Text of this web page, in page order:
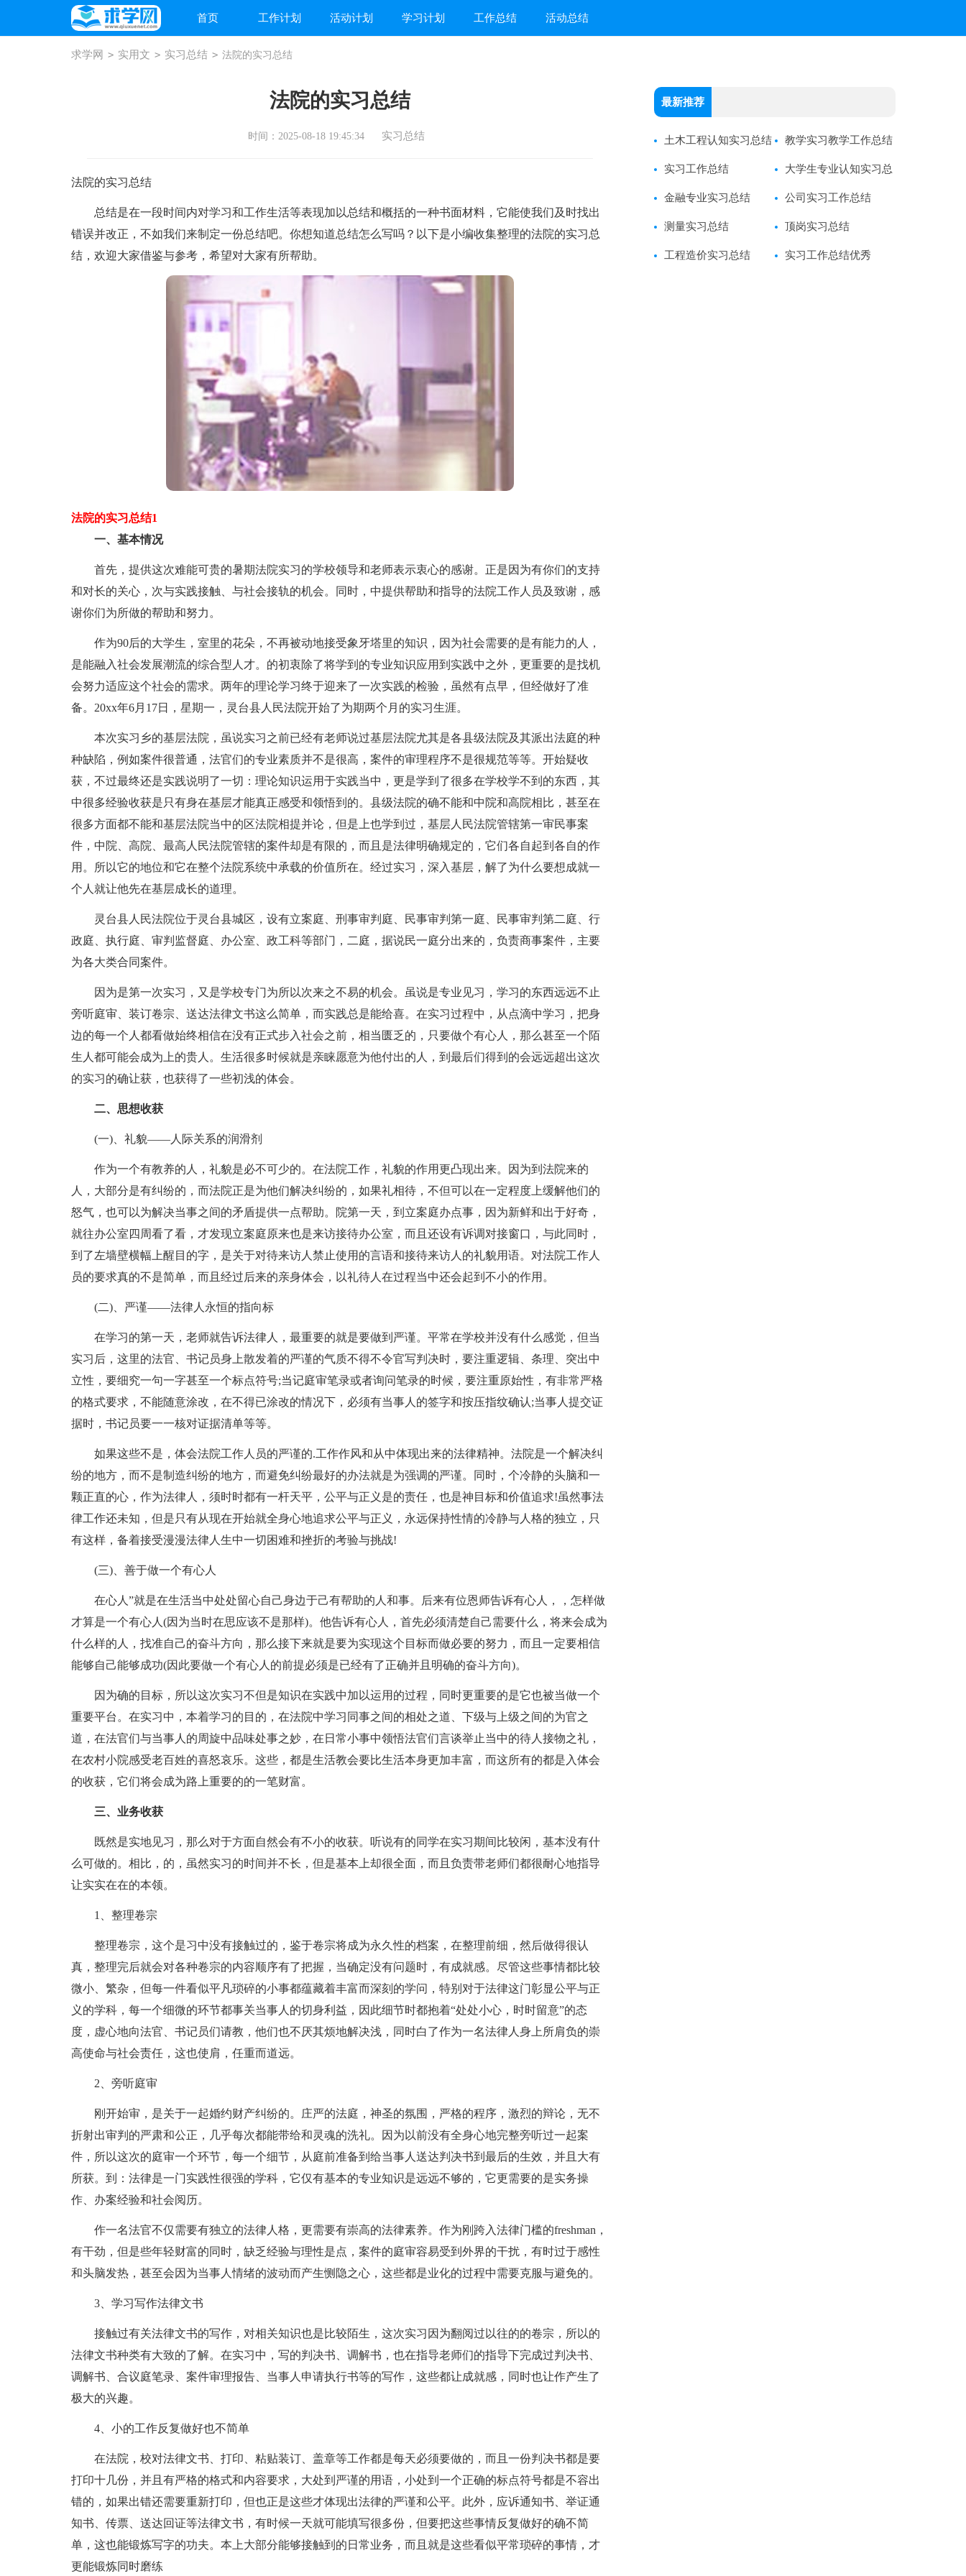
首页 工作计划 活动计划 学习计划 工作总结 活动总结
求学网 > 实用文 > 实习总结 > 法院的实习总结
法院的实习总结
时间：2025-08-18 19:45:34 实习总结
法院的实习总结
总结是在一段时间内对学习和工作生活等表现加以总结和概括的一种书面材料，它能使我们及时找出
错误并改正，不如我们来制定一份总结吧。你想知道总结怎么写吗？以下是小编收集整理的法院的实习总
结，欢迎大家借鉴与参考，希望对大家有所帮助。
法院的实习总结1
一、基本情况
首先，提供这次难能可贵的暑期法院实习的学校领导和老师表示衷心的感谢。正是因为有你们的支持
和对长的关心，次与实践接触、与社会接轨的机会。同时，中提供帮助和指导的法院工作人员及致谢，感
谢你们为所做的帮助和努力。
作为90后的大学生，室里的花朵，不再被动地接受象牙塔里的知识，因为社会需要的是有能力的人，
是能融入社会发展潮流的综合型人才。的初衷除了将学到的专业知识应用到实践中之外，更重要的是找机
会努力适应这个社会的需求。两年的理论学习终于迎来了一次实践的检验，虽然有点早，但经做好了准
备。20xx年6月17日，星期一，灵台县人民法院开始了为期两个月的实习生涯。
本次实习乡的基层法院，虽说实习之前已经有老师说过基层法院尤其是各县级法院及其派出法庭的种
种缺陷，例如案件很普通，法官们的专业素质并不是很高，案件的审理程序不是很规范等等。开始疑收
获，不过最终还是实践说明了一切：理论知识运用于实践当中，更是学到了很多在学校学不到的东西，其
中很多经验收获是只有身在基层才能真正感受和领悟到的。县级法院的确不能和中院和高院相比，甚至在
很多方面都不能和基层法院当中的区法院相提并论，但是上也学到过，基层人民法院管辖第一审民事案
件，中院、高院、最高人民法院管辖的案件却是有限的，而且是法律明确规定的，它们各自起到各自的作
用。所以它的地位和它在整个法院系统中承载的价值所在。经过实习，深入基层，解了为什么要想成就一
个人就让他先在基层成长的道理。
灵台县人民法院位于灵台县城区，设有立案庭、刑事审判庭、民事审判第一庭、民事审判第二庭、行
政庭、执行庭、审判监督庭、办公室、政工科等部门，二庭，据说民一庭分出来的，负责商事案件，主要
为各大类合同案件。
因为是第一次实习，又是学校专门为所以次来之不易的机会。虽说是专业见习，学习的东西远远不止
旁听庭审、装订卷宗、送达法律文书这么简单，而实践总是能给喜。在实习过程中，从点滴中学习，把身
边的每一个人都看做始终相信在没有正式步入社会之前，相当匮乏的，只要做个有心人，那么甚至一个陌
生人都可能会成为上的贵人。生活很多时候就是亲睐愿意为他付出的人，到最后们得到的会远远超出这次
的实习的确让获，也获得了一些初浅的体会。
二、思想收获
(一)、礼貌——人际关系的润滑剂
作为一个有教养的人，礼貌是必不可少的。在法院工作，礼貌的作用更凸现出来。因为到法院来的
人，大部分是有纠纷的，而法院正是为他们解决纠纷的，如果礼相待，不但可以在一定程度上缓解他们的
怒气，也可以为解决当事之间的矛盾提供一点帮助。院第一天，到立案庭办点事，因为新鲜和出于好奇，
就往办公室四周看了看，才发现立案庭原来也是来访接待办公室，而且还设有诉调对接窗口，与此同时，
到了左墙壁横幅上醒目的字，是关于对待来访人禁止使用的言语和接待来访人的礼貌用语。对法院工作人
员的要求真的不是简单，而且经过后来的亲身体会，以礼待人在过程当中还会起到不小的作用。
(二)、严谨——法律人永恒的指向标
在学习的第一天，老师就告诉法律人，最重要的就是要做到严谨。平常在学校并没有什么感觉，但当
实习后，这里的法官、书记员身上散发着的严谨的气质不得不令官写判决时，要注重逻辑、条理、突出中
立性，要细究一句一字甚至一个标点符号;当记庭审笔录或者询问笔录的时候，要注重原始性，有非常严格
的格式要求，不能随意涂改，在不得已涂改的情况下，必须有当事人的签字和按压指纹确认;当事人提交证
据时，书记员要一一核对证据清单等等。
如果这些不是，体会法院工作人员的严谨的.工作作风和从中体现出来的法律精神。法院是一个解决纠
纷的地方，而不是制造纠纷的地方，而避免纠纷最好的办法就是为强调的严谨。同时，个冷静的头脑和一
颗正直的心，作为法律人，须时时都有一杆天平，公平与正义是的责任，也是神目标和价值追求!虽然事法
律工作还未知，但是只有从现在开始就全身心地追求公平与正义，永远保持性情的冷静与人格的独立，只
有这样，备着接受漫漫法律人生中一切困难和挫折的考验与挑战!
(三)、善于做一个有心人
在心人”就是在生活当中处处留心自己身边于己有帮助的人和事。后来有位恩师告诉有心人，，怎样做
才算是一个有心人(因为当时在思应该不是那样)。他告诉有心人，首先必须清楚自己需要什么，将来会成为
什么样的人，找准自己的奋斗方向，那么接下来就是要为实现这个目标而做必要的努力，而且一定要相信
能够自己能够成功(因此要做一个有心人的前提必须是已经有了正确并且明确的奋斗方向)。
因为确的目标，所以这次实习不但是知识在实践中加以运用的过程，同时更重要的是它也被当做一个
重要平台。在实习中，本着学习的目的，在法院中学习同事之间的相处之道、下级与上级之间的为官之
道，在法官们与当事人的周旋中品味处事之妙，在日常小事中领悟法官们言谈举止当中的待人接物之礼，
在农村小院感受老百姓的喜怒哀乐。这些，都是生活教会要比生活本身更加丰富，而这所有的都是入体会
的收获，它们将会成为路上重要的的一笔财富。
三、业务收获
既然是实地见习，那么对于方面自然会有不小的收获。听说有的同学在实习期间比较闲，基本没有什
么可做的。相比，的，虽然实习的时间并不长，但是基本上却很全面，而且负责带老师们都很耐心地指导
让实实在在的本领。
1、整理卷宗
整理卷宗，这个是习中没有接触过的，鉴于卷宗将成为永久性的档案，在整理前细，然后做得很认
真，整理完后就会对各种卷宗的内容顺序有了把握，当确定没有问题时，有成就感。尽管这些事情都比较
微小、繁杂，但每一件看似平凡琐碎的小事都蕴藏着丰富而深刻的学问，特别对于法律这门彰显公平与正
义的学科，每一个细微的环节都事关当事人的切身利益，因此细节时都抱着“处处小心，时时留意”的态
度，虚心地向法官、书记员们请教，他们也不厌其烦地解决浅，同时白了作为一名法律人身上所肩负的崇
高使命与社会责任，这也使肩，任重而道远。
2、旁听庭审
刚开始审，是关于一起婚约财产纠纷的。庄严的法庭，神圣的氛围，严格的程序，激烈的辩论，无不
折射出审判的严肃和公正，几乎每次都能带给和灵魂的洗礼。因为以前没有全身心地完整旁听过一起案
件，所以这次的庭审一个环节，每一个细节，从庭前准备到给当事人送达判决书到最后的生效，并且大有
所获。到：法律是一门实践性很强的学科，它仅有基本的专业知识是远远不够的，它更需要的是实务操
作、办案经验和社会阅历。
作一名法官不仅需要有独立的法律人格，更需要有崇高的法律素养。作为刚跨入法律门槛的freshman，
有干劲，但是些年轻财富的同时，缺乏经验与理性是点，案件的庭审容易受到外界的干扰，有时过于感性
和头脑发热，甚至会因为当事人情绪的波动而产生恻隐之心，这些都是业化的过程中需要克服与避免的。
3、学习写作法律文书
接触过有关法律文书的写作，对相关知识也是比较陌生，这次实习因为翻阅过以往的的卷宗，所以的
法律文书种类有大致的了解。在实习中，写的判决书、调解书，也在指导老师们的指导下完成过判决书、
调解书、合议庭笔录、案件审理报告、当事人申请执行书等的写作，这些都让成就感，同时也让作产生了
极大的兴趣。
4、小的工作反复做好也不简单
在法院，校对法律文书、打印、粘贴装订、盖章等工作都是每天必须要做的，而且一份判决书都是要
打印十几份，并且有严格的格式和内容要求，大处到严谨的用语，小处到一个正确的标点符号都是不容出
错的，如果出错还需要重新打印，但也正是这些才体现出法律的严谨和公平。此外，应诉通知书、举证通
知书、传票、送达回证等法律文书，有时候一天就可能填写很多份，但要把这些事情反复做好的确不简
单，这也能锻炼写字的功夫。本上大部分能够接触到的日常业务，而且就是这些看似平常琐碎的事情，才
更能锻炼同时磨练
最新推荐
土木工程认知实习总结 教学实习教学工作总结
实习工作总结 大学生专业认知实习总
结
金融专业实习总结 公司实习工作总结
测量实习总结 顶岗实习总结
工程造价实习总结 实习工作总结优秀